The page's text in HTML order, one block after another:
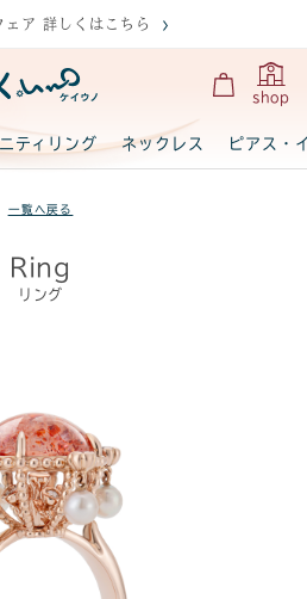
ェア 詳しくはこちら
shop
ティリング ネックレス ピアス・
一覧へ戻る
Ring
リング